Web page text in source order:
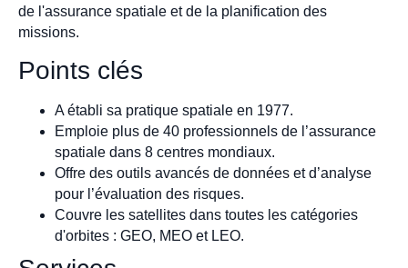
de l'assurance spatiale et de la planification des
missions.
Points clés
A établi sa pratique spatiale en 1977.
Emploie plus de 40 professionnels de l’assurance
spatiale dans 8 centres mondiaux.
Offre des outils avancés de données et d’analyse
pour l’évaluation des risques.
Couvre les satellites dans toutes les catégories
d'orbites : GEO, MEO et LEO.